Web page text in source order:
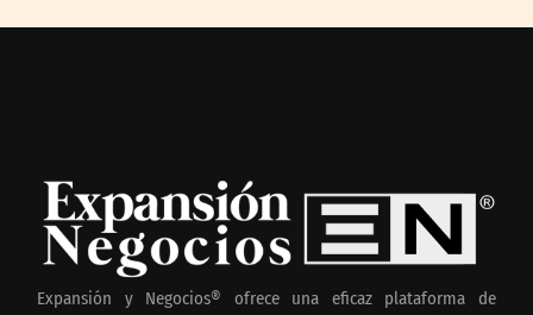
Expansión y Negocios® ofrece una eficaz plataforma de